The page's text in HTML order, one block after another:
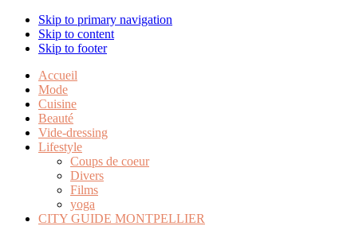
Skip to primary navigation
Skip to content
Skip to footer
Accueil
Mode
Cuisine
Beauté
Vide-dressing
Lifestyle
Coups de coeur
Divers
Films
yoga
CITY GUIDE MONTPELLIER